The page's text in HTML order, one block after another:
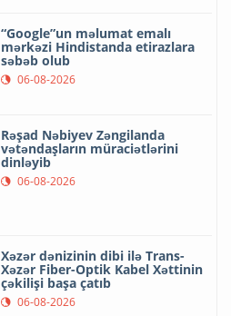
“Google”un məlumat emalı
mərkəzi Hindistanda etirazlara
səbəb olub
06-08-2026
Rəşad Nəbiyev Zəngilanda
vətəndaşların müraciətlərini
dinləyib
06-08-2026
Xəzər dənizinin dibi ilə Trans-
Xəzər Fiber-Optik Kabel Xəttinin
çəkilişi başa çatıb
06-08-2026